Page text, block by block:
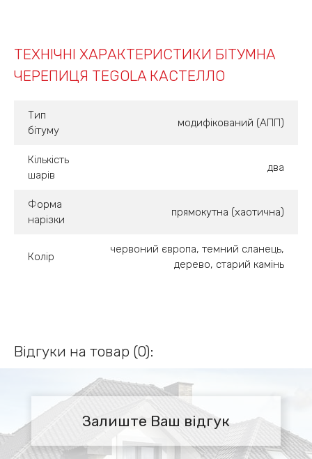
ТЕХНІЧНІ ХАРАКТЕРИСТИКИ БІТУМНА
ЧЕРЕПИЦЯ TEGOLA КАСТЕЛЛО
Тип
бітуму
модифікований (АПП)
Кількість
шарів
два
Форма
нарізки
прямокутна (хаотична)
Колір
червоний європа, темний сланець,
дерево, старий камінь
Відгуки на товар (0):
Залиште Ваш відгук